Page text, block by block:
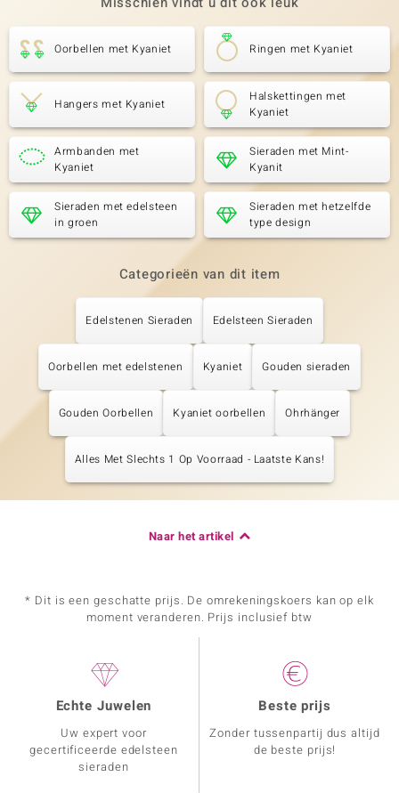
Oorbellen met Kyaniet Ringen met Kyaniet
Hangers met Kyaniet
Halskettingen met
Kyaniet
Armbanden met
Kyaniet
Sieraden met Mint-
Kyanit
Sieraden met edelsteen
in groen
Sieraden met hetzelfde
type design
Categorieën van dit item
Edelstenen Sieraden Edelsteen Sieraden
Oorbellen met edelstenen Kyaniet Gouden sieraden
Gouden Oorbellen Kyaniet oorbellen Ohrhänger
Alles Met Slechts 1 Op Voorraad - Laatste Kans!
Naar het artikel
* Dit is een geschatte prijs. De omrekeningskoers kan op elk
moment veranderen. Prijs inclusief btw
Echte Juwelen
Uw expert voor
gecertificeerde edelsteen
sieraden
Beste prijs
Zonder tussenpartij dus altijd
de beste prijs!